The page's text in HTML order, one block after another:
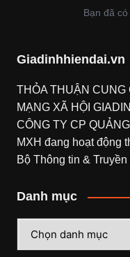
Bạn đã
Giadinhhiendai.vn
THỎA THUẬN
MẠNG XÃ HỘI
CÔNG TY CP
MXH đang hoạt động
Bộ Thông tin &
Danh mục
mục